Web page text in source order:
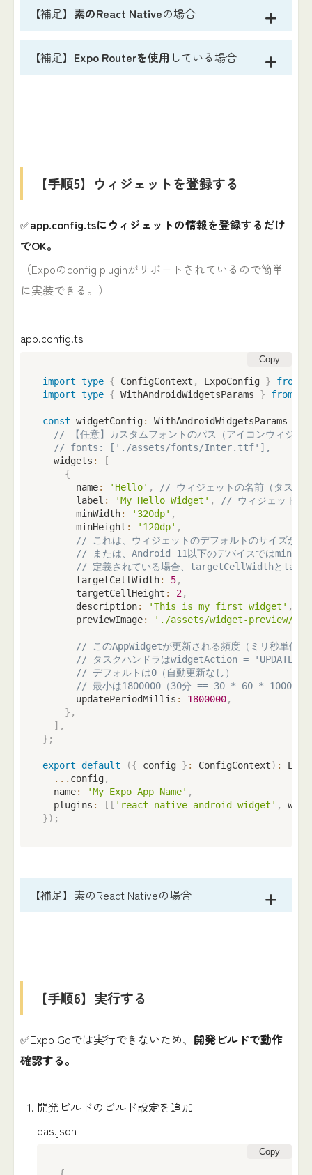
【補足】 素のReact Nativeの場合
【補足】 Expo Routerを使用 している場合
【手順5】ウィジェットを登録する
✅app.config.tsにウィジェットの情報を登録するだけ
でOK。
（Expoのconfig pluginがサポートされているので簡単
に実装できる。）
app.config.ts
Copy
import type { ConfigContext , ExpoConfig } from
import type { WithAndroidWidgetsParams } from
const widgetConfig: WithAndroidWidgetsParams
// 【任意】カスタムフォントのパス（アイコンウィジェ
// fonts: ['./assets/fonts/Inter.ttf'],
  widgets
:
[
{
      name
: 'Hello' ,
// ウィジェットの名前（タスク
      label
: 'My Hello Widget' ,
// ウィジェットピ
      minWidth
: '320dp' ,
      minHeight
: '120dp' ,
// これは、ウィジェットのデフォルトのサイズ
// または、Android 11以下のデバイスでは
// 定義されている場合、targetCellWidthと
      targetCellWidth
: 5,
      targetCellHeight
: 2,
      description
: 'This is my first widget' ,
      previewImage
: './assets/widget-preview/
// このAppWidgetが更新される頻度（ミリ秒単位）
// タスクハンドラはwidgetAction =
// デフォルトは0（自動更新なし）
// 最小は1800000（30分 == 30 * 60 * 1000）。
      updatePeriodMillis
: 1800000,
} ,
] ,
} ;
export default ({ config } : ConfigContext) :
... config,
  name
: 'My Expo App Name' ,
  plugins
: [ [ 'react-native-android-widget' ,
}) ;
【補足】素のReact Nativeの場合
【手順6】実行する
✅Expo Goでは実行できないため、 開発ビルドで動作
確認する。
開発ビルドのビルド設定を追加
eas.json
Copy